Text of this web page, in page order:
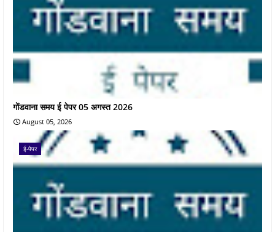
गोंडवाना समय ई पेपर 05 अगस्त 2026
August 05, 2026
ई-पेपर